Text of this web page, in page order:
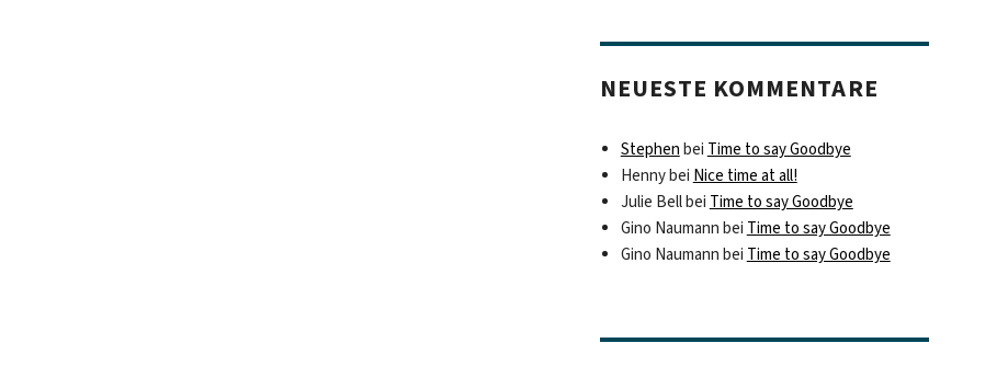
NEUESTE KOMMENTARE
Stephen bei Time to say Goodbye
Hennybei Nice time at all!
Julie Bellbei Time to say Goodbye
Gino Naumann bei Time to say Goodbye
Gino Naumann bei Time to say Goodbye